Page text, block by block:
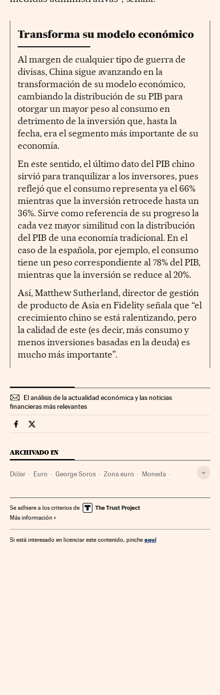
Transforma su modelo económico
Al margen de cualquier tipo de guerra de
divisas, China sigue avanzando en la
transformación de su modelo económico,
cambiando la distribución de su PIB para
otorgar un mayor peso al consumo en
detrimento de la inversión que, hasta la
fecha, era el segmento más importante de su
economía.
En este sentido, el último dato del PIB chino
sirvió para tranquilizar a los inversores, pues
reflejó que el consumo representa ya el 66%
mientras que la inversión retrocede hasta un
36%. Sirve como referencia de su progreso la
cada vez mayor similitud con la distribución
del PIB de una economía tradicional. En el
caso de la española, por ejemplo, el consumo
tiene un peso correspondiente al 78% del PIB,
mientras que la inversión se reduce al 20%.
Así, Matthew Sutherland, director de gestión
de producto de Asia en Fidelity señala que “el
crecimiento chino se está ralentizando, pero
la calidad de este (es decir, más consumo y
menos inversiones basadas en la deuda) es
mucho más importante”.
El análisis de la actualidad económica y las noticias
financieras más relevantes
Mercados Financieros Cinco Días en Facebook
Mercados Financieros Cinco Días en Twitter
ARCHIVADO EN
Dólar Euro George Soros Zona euro Moneda
Economía europea Asia
Economía
Se adhiere a los criterios de
Más información
Si está interesado en licenciar este contenido, pinche aquí